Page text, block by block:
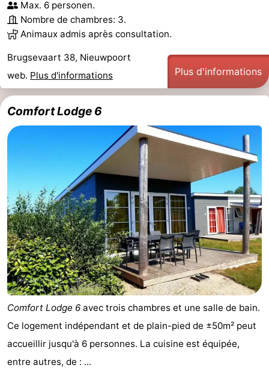
Max. 6 personen.
Nombre de chambres: 3.
Animaux admis après consultation.
Brugsevaart 38, Nieuwpoort
web. Plus d'informations Plus d'informations
Comfort Lodge 6
Comfort Lodge 6 avec trois chambres et une salle de bain.
Ce logement indépendant et de plain-pied de ±50m² peut
accueillir jusqu'à 6 personnes. La cuisine est équipée,
entre autres, de : ...